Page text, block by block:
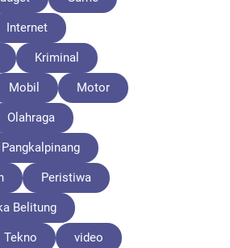
Internet
Kriminal
Mobil Motor
Olahraga
Pangkalpinang
Peristiwa
Belitung
Tekno video